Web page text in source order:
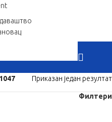
1047 Приказан један резултат
Филтери